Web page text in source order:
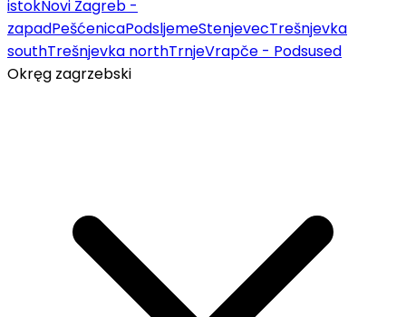
istokNovi Zagreb -
zapadPešćenicaPodsljemeStenjevecTrešnjevka
southTrešnjevka northTrnjeVrapče - Podsused
Okręg zagrzebski